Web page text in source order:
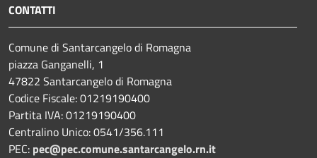
CONTATTI
Comune di Santarcangelo di Romagna
piazza Ganganelli, 1
47822 Santarcangelo di Romagna
Codice Fiscale: 01219190400
Partita IVA: 01219190400
Centralino Unico: 0541/356.111
PEC: pec@pec.comune.santarcangelo.rn.it